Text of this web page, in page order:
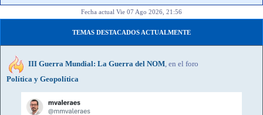
Fecha actual Vie 07 Ago 2026, 21:56
TEMAS DESTACADOS ACTUALMENTE
III Guerra Mundial: La Guerra del NOM, en el foro
Política y Geopolítica